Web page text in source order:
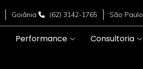
Goiânia (62) 3142-1765 São Paulo
Performance Consultoria